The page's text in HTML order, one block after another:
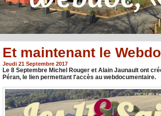
Et maintenant le
Jeudi 21 Septembre 2017
Le 8 Septembre Michel Rouger et Alain Jaunault ont
Péran, le lien permettant l'accès au webdocumentaire.